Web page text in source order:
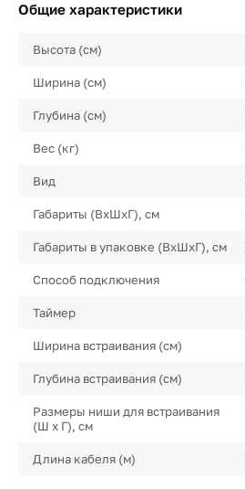
Общие характеристики
Высота (см)
Ширина (см)
Глубина (см)
Вес (кг)
Вид
Габариты (ВхШхГ), см
Габариты в упаковке (ВхШхГ), см
Способ подключения
Таймер
Ширина встраивания (см)
Глубина встраивания (см)
Размеры ниши для встраивания
(Ш х Г), см
Длина кабеля (м)